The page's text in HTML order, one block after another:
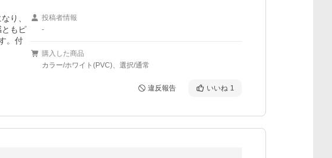
り、
もピ
。付
投稿者情報
-
購入した商品
カラー/ホワイト(PVC)、選択/通常
違反報告 いいね 1